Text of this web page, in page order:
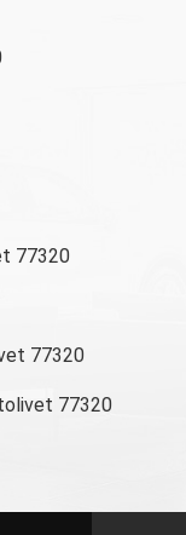
77320
77320
77320